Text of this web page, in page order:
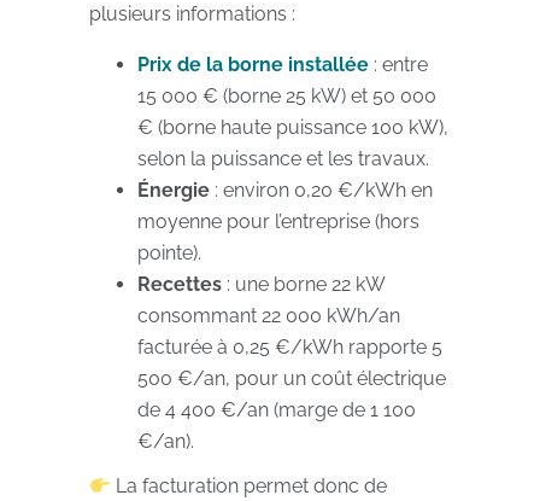
plusieurs informations :
Prix de la borne installée : entre
15 000 € (borne 25 kW) et 50 000
€ (borne haute puissance 100 kW),
selon la puissance et les travaux.
Énergie : environ 0,20 €/kWh en
moyenne pour l’entreprise (hors
pointe).
Recettes : une borne 22 kW
consommant 22 000 kWh/an
facturée à 0,25 €/kWh rapporte 5
500 €/an, pour un coût électrique
de 4 400 €/an (marge de 1 100
€/an).
La facturation permet donc de